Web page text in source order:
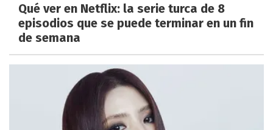
Qué ver en Netflix: la serie turca de 8
episodios que se puede terminar en un fin
de semana